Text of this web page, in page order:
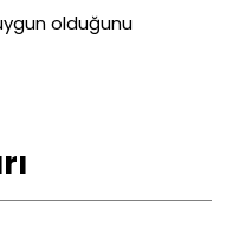
olduğunu